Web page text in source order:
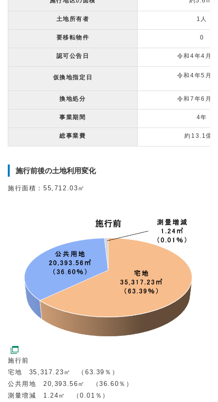
土地所有者 1人
要移転物件 0
認可公告日 令和4年4月
仮換地指定日 令和4年5月
換地処分 令和7年6月
事業期間 4年
総事業費 約13.1億
施行前後の土地利用変化
施行面積：55,712.03㎡
施行前
宅地 35,317.23㎡ （63.39％）
公共用地 20,393.56㎡ （36.60％）
測量増減 1.24㎡ （0.01％）